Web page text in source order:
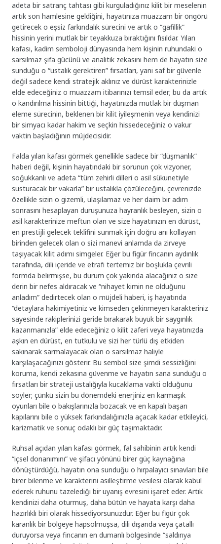
adeta bir satranç tahtası gibi kurguladığınız kilit bir meselenin
artık son hamlesine geldiğini, hayatınıza muazzam bir öngörü
getirecek o eşsiz farkındalık sürecini ve artık o “gafillik”
hissinin yerini mutlak bir teyakkuza bıraktığını fısıldar. Yılan
kafası, kadim semboloji dünyasında hem kişinin ruhundaki o
sarsılmaz şifa gücünü ve analitik zekasını hem de hayatın size
sunduğu o “ustalık gerektiren” fırsatları, yani saf bir güvenle
değil sadece kendi stratejik aklınız ve dürüst karakterinizle
elde edeceğiniz o muazzam itibarınızı temsil eder; bu da artık
o kandırılma hissinin bittiği, hayatınızda mutlak bir düşman
eleme sürecinin, beklenen bir kilit iyileşmenin veya kendinizi
bir simyacı kadar hakim ve seçkin hissedeceğiniz o vakur
vaktin başladığının müjdecisidir.
Falda yılan kafası görmek genellikle sadece bir “düşmanlık”
haberi değil, kişinin hayatındaki bir sorunun çok vizyoner,
soğukkanlı ve adeta “tüm zehirli dilleri o asil sükunetiyle
susturacak bir vakarla” bir ustalıkla çözüleceğini, çevrenizde
özellikle sizin o gizemli, ulaşılamaz ve her daim bir adım
sonrasını hesaplayan duruşunuza hayranlık besleyen, sizin o
asil karakterinize meftun olan ve size hayatınızın en dürüst,
en prestijli gelecek teklifini sunmak için doğru anı kollayan
birinden gelecek olan o sizi manevi anlamda da zirveye
taşıyacak kilit adımı simgeler. Eğer bu figür fincanın aydınlık
tarafında, dili içeride ve etrafı tertemiz bir boşlukla çevrili
formda belirmişse, bu durum çok yakında alacağınız o size
derin bir nefes aldıracak ve “nihayet kimin ne olduğunu
anladım” dedirtecek olan o müjdeli haberi, iş hayatında
“detaylara hakimiyetiniz ve kimseden çekinmeyen karakteriniz
sayesinde rakiplerinizi geride bırakarak büyük bir saygınlık
kazanmanızla” elde edeceğiniz o kilit zaferi veya hayatınızda
aşkın en dürüst, en tutkulu ve sizi her türlü dış etkiden
sakınarak sarmalayacak olan o sarsılmaz haliyle
karşılaşacağınızı gösterir. Bu sembol size şimdi sessizliğini
koruma, kendi zekasına güvenme ve hayatın sana sunduğu o
fırsatları bir strateji ustalığıyla kucaklama vakti olduğunu
söyler; çünkü sizin bu dönemdeki enerjiniz en karmaşık
oyunları bile o bakışlarınızla bozacak ve en kapalı başarı
kapılarını bile o yüksek farkındalığınızla açacak kadar etkileyici,
karizmatik ve sonuç odaklı bir güç taşımaktadır.
Ruhsal açıdan yılan kafası görmek, fal sahibinin artık kendi
“içsel donanımını” ve şifacı yönünü birer güç kaynağına
dönüştürdüğü, hayatın ona sunduğu o hırpalayıcı sınavları bile
birer bilenme ve karakterini asilleştirme vesilesi olarak kabul
ederek ruhunu tazelediği bir uyanış evresini işaret eder. Artık
kendinizi daha oturmuş, daha bütün ve hayata karşı daha
hazırlıklı biri olarak hissediyorsunuzdur. Eğer bu figür çok
karanlık bir bölgeye hapsolmuşsa, dili dışarıda veya çatallı
duruyorsa veya fincanın en dumanlı bölgesinde “saldırıya